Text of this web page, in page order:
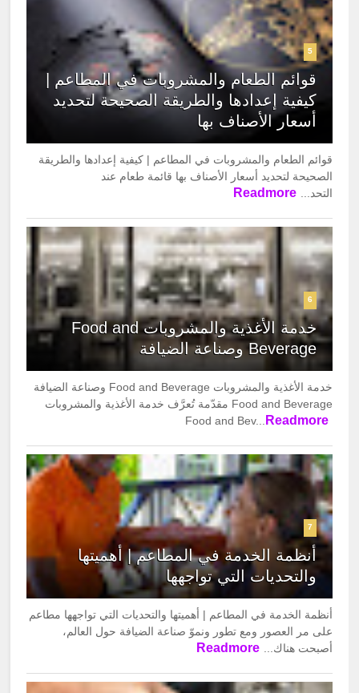
5
قوائم الطعام والمشروبات في المطاعم |
كيفية إعدادها والطريقة الصحيحة لتحديد
أسعار الأصناف بها
قوائم الطعام والمشروبات في المطاعم | كيفية إعدادها والطريقة
الصحيحة لتحديد أسعار الأصناف بها قائمة طعام عند
التحد... Readmore
6
خدمة الأغذية والمشروبات Food and
Beverage وصناعة الضيافة
خدمة الأغذية والمشروبات Food and Beverage وصناعة الضيافة
Food and Beverage مقدّمة تُعرَّف خدمة الأغذیة والمشروبات
Food and Bev... Readmore
7
أنظمة الخدمة في المطاعم | أهميتها
والتحديات التي تواجهها
أنظمة الخدمة في المطاعم | أهميتها والتحديات التي تواجهها مطاعم
على مر العصور ومع تطور ونموّ صناعة الضیافة حول العالم،
أصبحت هناك... Readmore